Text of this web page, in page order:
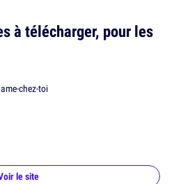
à télécharger, pour les
le site